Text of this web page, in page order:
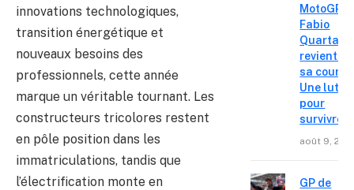
innovations technologiques,
transition énergétique et
nouveaux besoins des
professionnels, cette année
marque un véritable tournant. Les
constructeurs tricolores restent
en pôle position dans les
immatriculations, tandis que
l’électrification monte en
MotoGP :
Fabio
revient
sa course
Une lutte
pour
survivre »
août 9,
GP de